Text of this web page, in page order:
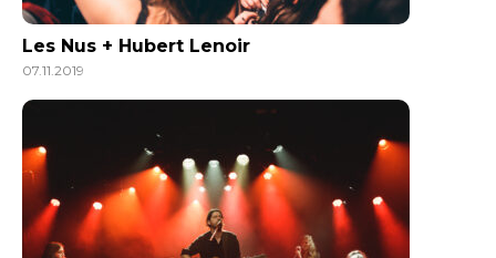
Les Nus + Hubert Lenoir
07.11.2019